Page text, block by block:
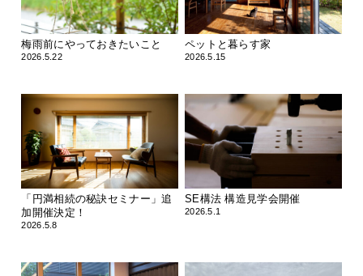
梅雨前にやっておきたいこと
2026.5.22
ペットと暮らす家
2026.5.15
「円満相続の秘訣セミナー」追
加開催決定！
2026.5.8
SE構法 構造見学会開催
2026.5.1